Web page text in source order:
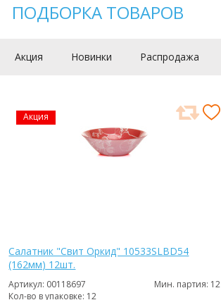
ПОДБОРКА ТОВАРОВ
Акция Новинки Распродажа
Акция
Салатник "Свит Оркид" 10533SLBD54
(162мм) 12шт.
Артикул: 00118697
Мин. партия: 12
Кол-во в упаковке: 12